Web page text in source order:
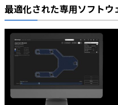
最適化された専用ソフトウ